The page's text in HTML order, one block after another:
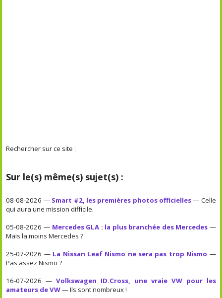
Rechercher sur ce site :
Sur le(s) même(s) sujet(s) :
08-08-2026 — Smart #2, les premières photos officielles— Celle
qui aura une mission difficile.
05-08-2026 — Mercedes GLA : la plus branchée des Mercedes —
Mais la moins Mercedes ?
25-07-2026 — La Nissan Leaf Nismo ne sera pas trop Nismo —
Pas assez Nismo ?
16-07-2026 —Volkswagen ID.Cross, une vraie VW pour les
amateurs de VW— Ils sont nombreux !